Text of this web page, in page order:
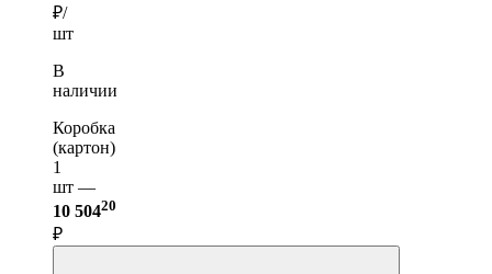
₽/
шт
В
наличии
Коробка
(картон)
1
шт —
10 50420
₽